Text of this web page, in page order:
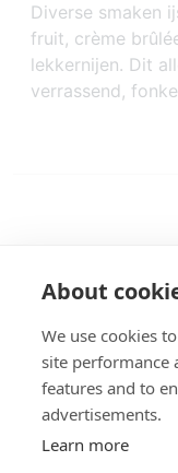
Diverse smaken
fruit, crème
lekkernijen. Dit
verrassend,
Giethoorn -
About
We use cookies
site performance
features and to
advertisements.
Learn more